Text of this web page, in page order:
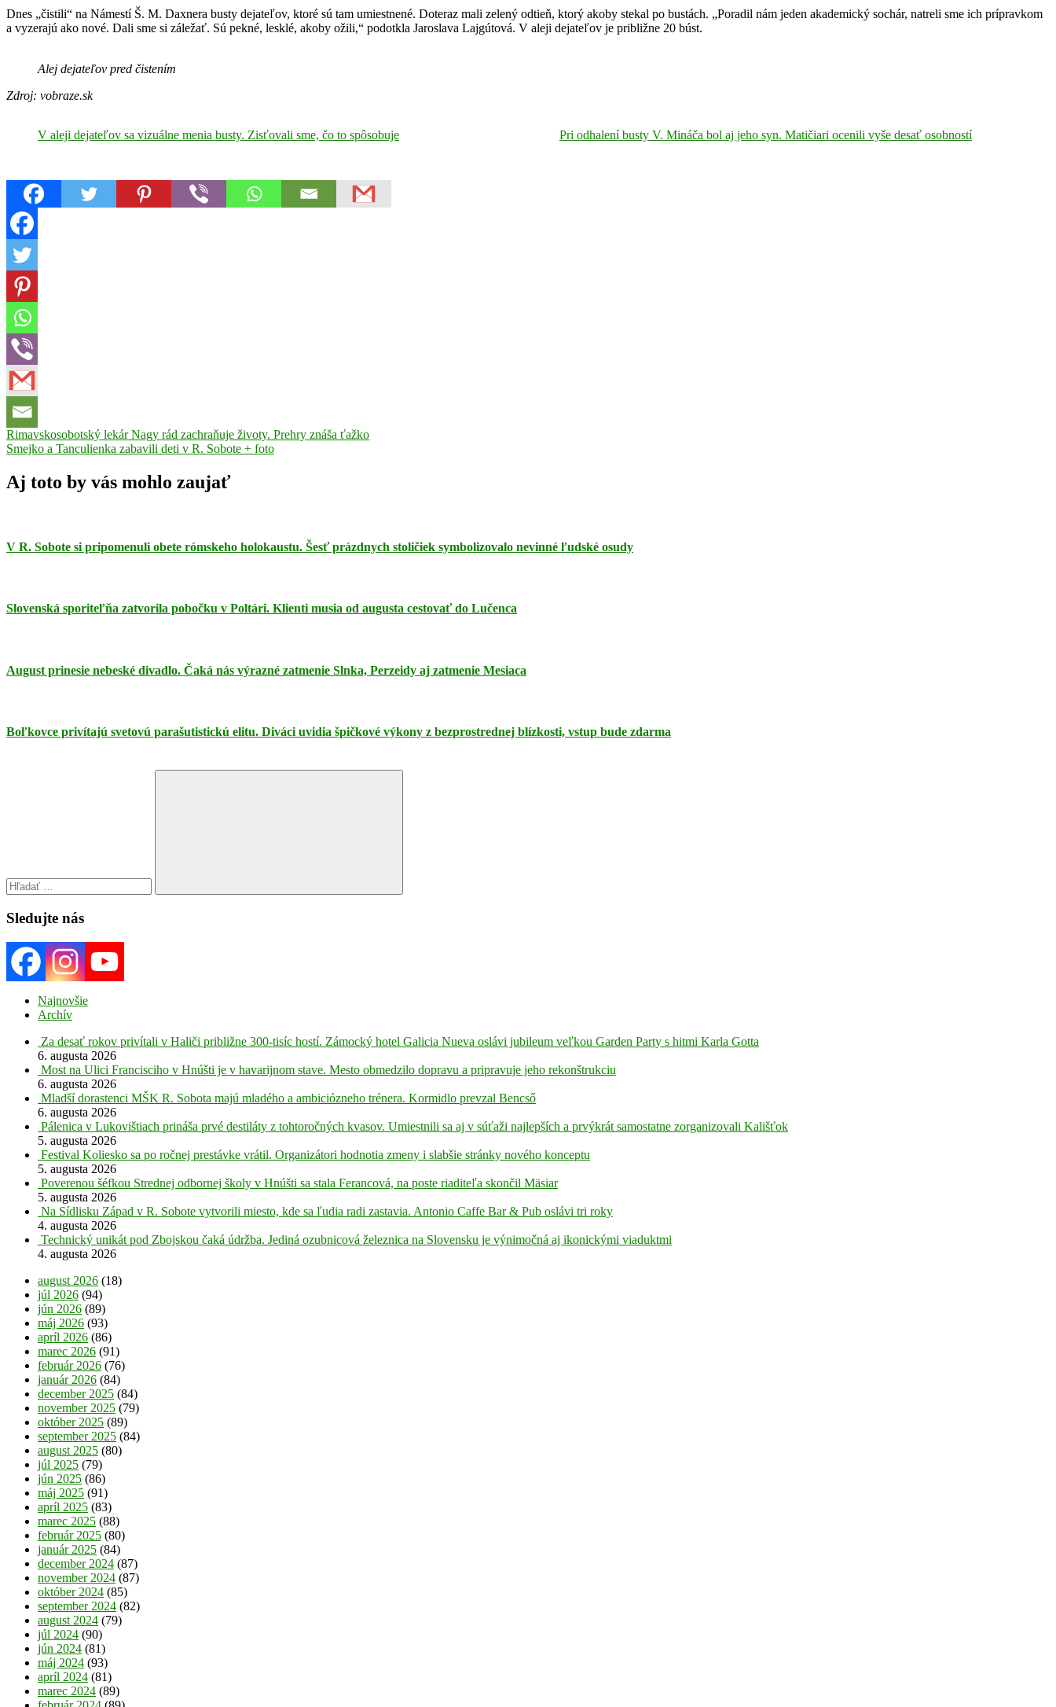
Dnes „čistili“ na Námestí Š. M. Daxnera busty dejateľov, ktoré sú tam umiestnené. Doteraz mali zelený odtieň, ktorý akoby stekal po bustách. „Poradil nám jeden akademický sochár, natreli sme ich prípravkom
a vyzerajú ako nové. Dali sme si záležať. Sú pekné, lesklé, akoby ožili,“ podotkla Jaroslava Lajgútová. V aleji dejateľov je približne 20 búst.
Alej dejateľov pred čistením
Zdroj: vobraze.sk
V aleji dejateľov sa vizuálne menia busty. Zisťovali sme, čo to spôsobuje Pri odhalení busty V. Mináča bol aj jeho syn. Matičiari ocenili vyše desať osobností
alej
dejatelovbustadejatelia Matica
SobotaVladimír
Clementis
Navigácia
v
článku
Previous
Post:
Rimavskosobotský lekár Nagy rád zachraňuje životy. Prehry znáša ťažko
Next
Smejko a Tanculienka zabavili deti v R. Sobote + foto
Aj toto by vás mohlo zaujať
V R. Sobote si pripomenuli obete rómskeho holokaustu. Šesť prázdnych stoličiek symbolizovalo nevinné ľudské osudy
Slovenská sporiteľňa zatvorila pobočku v Poltári. Klienti musia od augusta cestovať do Lučenca
August prinesie nebeské divadlo. Čaká nás výrazné zatmenie Slnka, Perzeidy aj zatmenie Mesiaca
Boľkovce privítajú svetovú parašutistickú elitu. Diváci uvidia špičkové výkony z bezprostrednej blízkosti, vstup bude zdarma
Search
Sledujte nás
Najnovšie
Archív
Za desať rokov privítali v Haliči približne 300-tisíc hostí. Zámocký hotel Galicia Nueva oslávi jubileum veľkou Garden Party s hitmi Karla Gotta
6. augusta 2026
Most na Ulici Francisciho v Hnúšti je v havarijnom stave. Mesto obmedzilo dopravu a pripravuje jeho rekonštrukciu
6. augusta 2026
Mladší dorastenci MŠK R. Sobota majú mladého a ambiciózneho trénera. Kormidlo prevzal Bencső
6. augusta 2026
Pálenica v Lukovištiach prináša prvé destiláty z tohtoročných kvasov. Umiestnili sa aj v súťaži najlepších a prvýkrát samostatne zorganizovali Kališťok
5. augusta 2026
Festival Koliesko sa po ročnej prestávke vrátil. Organizátori hodnotia zmeny i slabšie stránky nového konceptu
5. augusta 2026
Poverenou šéfkou Strednej odbornej školy v Hnúšti sa stala Ferancová, na poste riaditeľa skončil Mäsiar
5. augusta 2026
Na Sídlisku Západ v R. Sobote vytvorili miesto, kde sa ľudia radi zastavia. Antonio Caffe Bar & Pub oslávi tri roky
4. augusta 2026
Technický unikát pod Zbojskou čaká údržba. Jediná ozubnicová železnica na Slovensku je výnimočná aj ikonickými viaduktmi
4. augusta 2026
august 2026 (18)
júl 2026 (94)
jún 2026 (89)
máj 2026 (93)
apríl 2026 (86)
marec 2026 (91)
február 2026 (76)
január 2026 (84)
december 2025 (84)
november 2025 (79)
október 2025 (89)
september 2025 (84)
august 2025 (80)
júl 2025 (79)
jún 2025 (86)
máj 2025 (91)
apríl 2025 (83)
marec 2025 (88)
február 2025 (80)
január 2025 (84)
december 2024 (87)
november 2024 (87)
október 2024 (85)
september 2024 (82)
august 2024 (79)
júl 2024 (90)
jún 2024 (81)
máj 2024 (93)
apríl 2024 (81)
marec 2024 (89)